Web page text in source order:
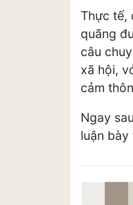
Thực tế,
quãng
câu
xã hội,
cảm
Ngay
luận